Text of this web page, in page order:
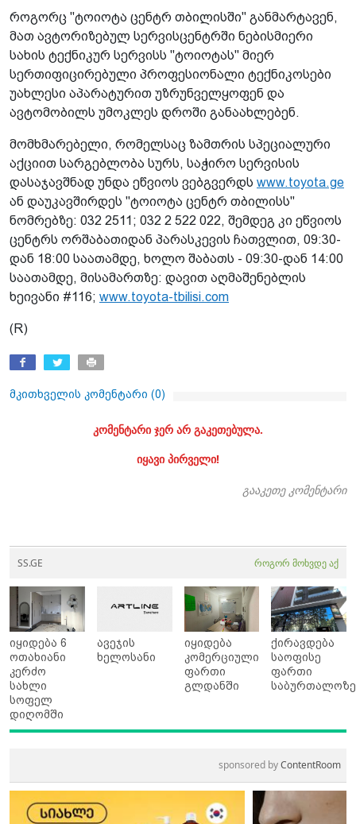
როგორც "ტოიოტა ცენტრ თბილისში" განმარტავენ,
მათ ავტორიზებულ სერვისცენტრში ნებისმიერი
სახის ტექნიკურ სერვისს "ტოიოტას" მიერ
სერთიფიცირებული პროფესიონალი ტექნიკოსები
უახლესი აპარატურით უზრუნველყოფენ და
ავტომობილს უმოკლეს დროში განაახლებენ.
მომხმარებელი, რომელსაც ზამთრის სპეციალური
აქციით სარგებლობა სურს, საჭირო სერვისის
დასაჯავშნად უნდა ეწვიოს ვებგვერდს www.toyota.ge
ან დაუკავშირდეს "ტოიოტა ცენტრ თბილისს"
ნომრებზე: 032 2511; 032 2 522 022, შემდეგ კი ეწვიოს
ცენტრს ორშაბათიდან პარასკევის ჩათვლით, 09:30-
დან 18:00 საათამდე, ხოლო შაბათს - 09:30-დან 14:00
საათამდე, მისამართზე: დავით აღმაშენებლის
ხეივანი #116; www.toyota-tbilisi.com
(R)
მკითხველის კომენტარი (0)
კომენტარი ჯერ არ გაკეთებულა.
იყავი პირველი!
გააკეთე კომენტარი
SS.GE როგორ მოხვდე აქ
იყიდება 6
ოთახიანი
კერძო
სახლი
სოფელ
დიღომში
ავეჯის
ხელოსანი
იყიდება
კომერციული
ფართი
გლდანში
ქირავდება
საოფისე
ფართი
საბურთალოზე
sponsored byContentRoom